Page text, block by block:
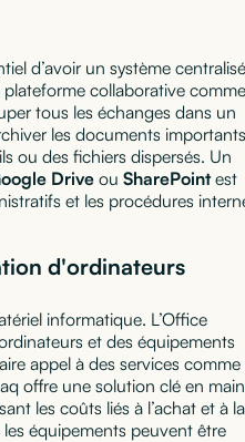
d’avoir un système centralisé
collaborative comme
tous les échanges dans un
les documents
ou des fichiers dispersés. Un
Drive ou SharePointest
et les procédures
d'ordinateurs
informatique. L’Office
et des équipements
appel à des services comme
offre une solution clé en
les coûts liés à l’achat et à la
équipements peuvent être